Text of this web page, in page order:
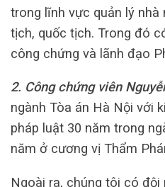
trong lĩnh vực quản lý
tịch, quốc tịch. Trong đó
công chứng và lãnh đạo
2. Công chứng viên
ngành Tòa án Hà Nội với
pháp luật 30 năm trong
năm ở cương vị Thẩm
Ngoài ra, chúng tôi có đội